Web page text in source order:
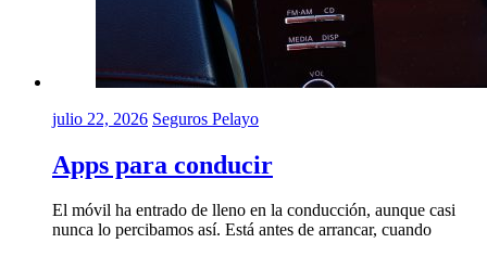
julio 22, 2026 Seguros Pelayo
Apps para conducir
El móvil ha entrado de lleno en la conducción, aunque casi
nunca lo percibamos así. Está antes de arrancar, cuando